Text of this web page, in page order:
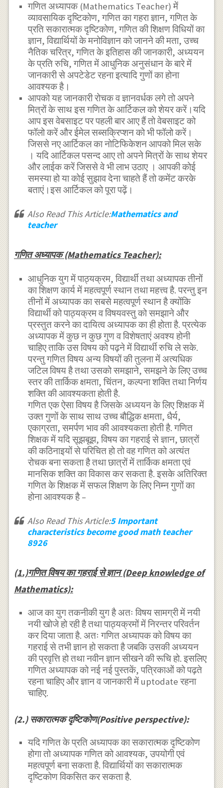
गणित अध्यापक (Mathematics Teacher) में
व्यावसायिक दृष्टिकोण, गणित का गहरा ज्ञान, गणित के
प्रति सकारात्मक दृष्टिकोण, गणित की शिक्षण विधियों का
ज्ञान, विद्यार्थियों के मनोविज्ञान को जानने की मता, उच्च
नैतिक चरित्र, गणित के इतिहास की जानकारी, अध्ययन
के प्रति रुचि, गणित में आधुनिक अनुसंधान के बारे में
जानकारी से अपटेडेट रहना इत्यादि गुणों का होना
आवश्यक है।
आपको यह जानकारी रोचक व ज्ञानवर्धक लगे तो अपने
मित्रों के साथ इस गणित के आर्टिकल को शेयर करें।यदि
आप इस वेबसाइट पर पहली बार आए हैं तो वेबसाइट को
फॉलो करें और ईमेल सब्सक्रिप्शन को भी फॉलो करें।
जिससे नए आर्टिकल का नोटिफिकेशन आपको मिल सके
। यदि आर्टिकल पसन्द आए तो अपने मित्रों के साथ शेयर
और लाईक करें जिससे वे भी लाभ उठाए । आपकी कोई
समस्या हो या कोई सुझाव देना चाहते हैं तो कमेंट करके
बताएं।इस आर्टिकल को पूरा पढ़ें।
Also Read This Article:Mathematics and
teacher
गणित अध्यापक (Mathematics Teacher):
आधुनिक युग में पाठ्यक्रम, विद्यार्थी तथा अध्यापक तीनों
का शिक्षण कार्य में महत्वपूर्ण स्थान तथा महत्त्व है. परन्तु इन
तीनों में अध्यापक का सबसे महत्वपूर्ण स्थान है क्योंकि
विद्यार्थी को पाठ्यक्रम व विषयवस्तु को समझाने और
प्रस्तुत करने का दायित्व अध्यापक का ही होता है. प्रत्येक
अध्यापक में कुछ न कुछ गुण व विशेषताएं अवश्य होनी
चाहिए ताकि उस विषय को पढ़ने में विद्यार्थी रुचि ले सके.
परन्तु गणित विषय अन्य विषयों की तुलना में अत्यधिक
जटिल विषय है तथा उसको समझाने, समझने के लिए उच्च
स्तर की तार्किक क्षमता, चिंतन, कल्पना शक्ति तथा निर्णय
शक्ति की आवश्यकता होती है.
गणित एक ऐसा विषय है जिसके अध्ययन के लिए शिक्षक में
उक्त गुणों के साथ साथ उच्च बौद्धिक क्षमता, धैर्य,
एकाग्रता, समर्पण भाव की आवश्यकता होती है. गणित
शिक्षक में यदि सूझबूझ, विषय का गहराई से ज्ञान, छात्रों
की कठिनाइयों से परिचित हो तो वह गणित को अत्यंत
रोचक बना सकता है तथा छात्रों में तार्किक क्षमता एवं
मानसिक शक्ति का विकास कर सकता है. इसके अतिरिक्त
गणित के शिक्षक में सफल शिक्षण के लिए निम्न गुणों का
होना आवश्यक है –
Also Read This Article:5 Important
characteristics become good math teacher
8926
(1.)गणित विषय का गहराई से ज्ञान (Deep knowledge of
Mathematics):
आज का युग तकनीकी युग है अतः विषय सामग्री में नयी
नयी खोजे हो रही है तथा पाठ्यक्रमों में निरन्तर परिवर्तन
कर दिया जाता है. अतः गणित अध्यापक को विषय का
गहराई से तभी ज्ञान हो सकता है जबकि उसकी अध्ययन
की प्रवृत्ति हो तथा नवीन ज्ञान सीखने की रूचि हो. इसलिए
गणित अध्यापक को नई नई पुस्तकें, पत्रिकाओं को पढ़ते
रहना चाहिए और ज्ञान व जानकारी में uptodate रहना
चाहिए.
(2.) सकारात्मक दृष्टिकोण(Positive perspective):
यदि गणित के प्रति अध्यापक का सकारात्मक दृष्टिकोण
होगा तो अध्यापक गणित को आवश्यक, उपयोगी एवं
महत्वपूर्ण बना सकता है. विद्यार्थियों का सकारात्मक
दृष्टिकोण विकसित कर सकता है.